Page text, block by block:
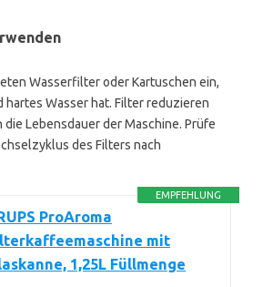
Wasserfilter oder Kartuschen ein,
hartes Wasser hat. Filter reduzieren
die Lebensdauer der Maschine. Prüfe
des Filters nach
EMPFEHLUNG
ProAroma
mit
1,25L Füllmenge